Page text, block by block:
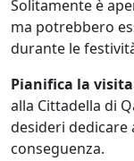
Solitamente è
ma potrebbero
durante le
Pianifica la
alla Cittadella di
desideri dedicare
conseguenza.